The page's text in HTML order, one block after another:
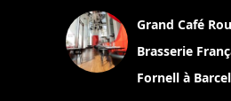
Grand Café
Brasserie
Fornell à